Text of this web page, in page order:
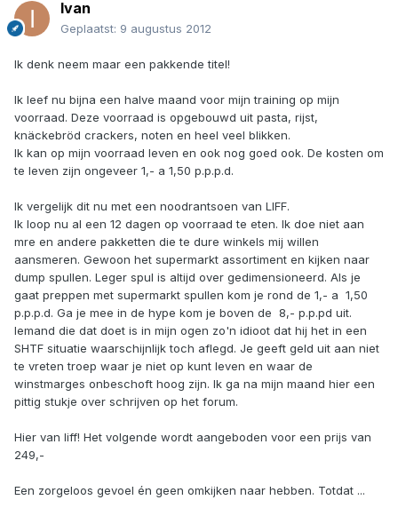
Ivan
Geplaatst: 9 augustus 2012
Ik denk neem maar een pakkende titel!
Ik leef nu bijna een halve maand voor mijn training op mijn
voorraad. Deze voorraad is opgebouwd uit pasta, rijst,
knäckebröd crackers, noten en heel veel blikken.
Ik kan op mijn voorraad leven en ook nog goed ook. De kosten om
te leven zijn ongeveer 1,- a 1,50 p.p.p.d.
Ik vergelijk dit nu met een noodrantsoen van LIFF.
Ik loop nu al een 12 dagen op voorraad te eten. Ik doe niet aan
mre en andere pakketten die te dure winkels mij willen
aansmeren. Gewoon het supermarkt assortiment en kijken naar
dump spullen. Leger spul is altijd over gedimensioneerd. Als je
gaat preppen met supermarkt spullen kom je rond de 1,- a  1,50
p.p.p.d. Ga je mee in de hype kom je boven de  8,- p.p.pd uit.
Iemand die dat doet is in mijn ogen zo'n idioot dat hij het in een
SHTF situatie waarschijnlijk toch aflegd. Je geeft geld uit aan niet
te vreten troep waar je niet op kunt leven en waar de
winstmarges onbeschoft hoog zijn. Ik ga na mijn maand hier een
pittig stukje over schrijven op het forum.
Hier van liff! Het volgende wordt aangeboden voor een prijs van
249,-
Een zorgeloos gevoel én geen omkijken naar hebben. Totdat ...